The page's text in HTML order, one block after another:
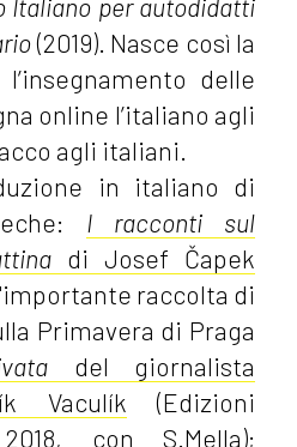
Italiano per autodidatti
(2019). Nasce così la
delle
online l’italiano agli
agli italiani.
in italiano di
I racconti sul
di Josef Čapek
raccolta di
Primavera di Praga
del giornalista
Vaculík (Edizioni
con S.Mella);